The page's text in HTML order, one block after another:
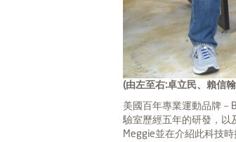
(由左至右:卓立民、賴信
美國百年專業運動品牌－
驗室歷經五年的研發，以
Meggie並在介紹此科技